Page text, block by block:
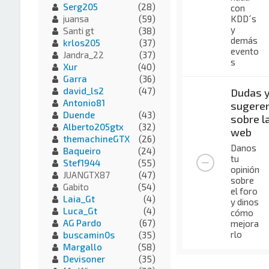
con
KDD´s
y
demás
evento
s
Dudas
sobre
web
Danos
tu
opinión
sobre
el foro
y dinos
cómo
mejora
rlo
Serg205
(28)
juansa
(59)
Santi gt
(38)
krlos205
(37)
Jandra_22
(37)
Xur
(40)
Garra
(36)
david_ls2
(47)
Antonio81
Duende
(43)
Alberto205gtx
(32)
themachineGTX
(26)
Baqueiro
(24)
Stef1944
(55)
JUANGTX87
(47)
Gabito
(54)
Laia_Gt
(4)
Luca_Gt
(4)
AG Pardo
(67)
buscamin0s
(35)
Margallo
(58)
Devisoner
(35)